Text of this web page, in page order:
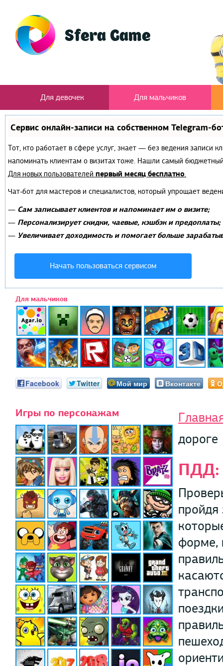
Для девочек Для мальчиков
Сервис онлайн-записи на собственном Telegram-
Тот, кто работает в сфере услуг, знает — без ведения записи
напоминать клиентам о визитах тоже. Нашли самый
Для новых пользователей первый месяц бесплатно.
Чат-бот для мастеров и специалистов, который упрощает
— Сам записывает клиентов и напоминает им о визите;
— Персонализирует скидки, чаевые, кэшбэк и предоплаты;
— Увеличивает доходимость и помогает больше
Начать пользоваться сервисом
Для мальчиков
Facebook Twitter Мой мир Вконтакте
Игры по персонажам
дороге
ПДД:
пройдя
форме,